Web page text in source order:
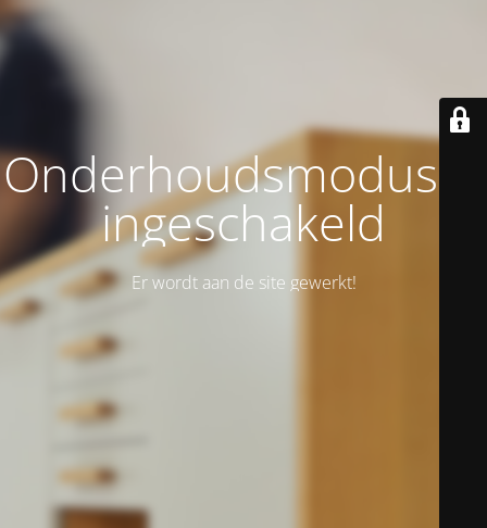
Onderhoudsmodus is
ingeschakeld
Er wordt aan de site gewerkt!